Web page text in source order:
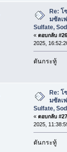
Re: โ
มซัลเ
Sulfate,
« ตอบกลับ
2025,
ดันกระทู้
Re: โ
มซัลเ
Sulfate,
« ตอบกลับ
2025,
ดันกระทู้